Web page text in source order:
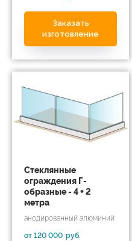
Заказать
изготовление
Стеклянные
ограждения Г-
образные - 4 + 2
метра
анодированный алюминий
от 120 000 руб.